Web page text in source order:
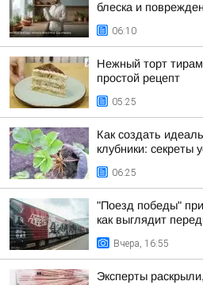
блеска и
06:10
Нежный торт
простой рецепт
05:25
Как создать
клубники: секреты
06:25
"Поезд победы"
как выглядит
Вчера, 16:55
Эксперты